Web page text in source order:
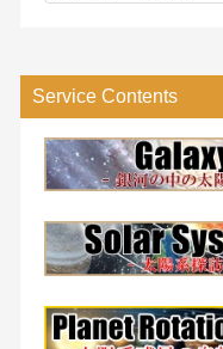
リ
ー
検
索
Service Contents